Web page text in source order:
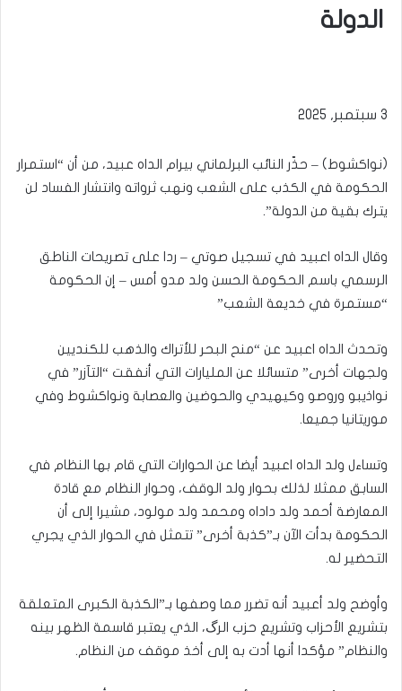
الدولة
3 سبتمبر, 2025
(نواكشوط) – حذّر النائب البرلماني بيرام الداه عبيد، من أن “استمرار
الحكومة في الكذب على الشعب ونهب ثرواته وانتشار الفساد لن
يترك بقية من الدولة”.
وقال الداه اعبيد في تسجيل صوتي – ردا على تصريحات الناطق
الرسمي باسم الحكومة الحسن ولد مدو أمس – إن الحكومة
“مستمرة في خديعة الشعب”
وتحدث الداه اعبيد عن “منح البحر للأتراك والذهب للكنديين
ولجهات أخرى” متسائلا عن المليارات التي أنفقت “التآزر” في
نواذيبو وروصو وكيهيدي والحوضين والعصابة ونواكشوط وفي
موريتانيا جميعا.
وتساءل ولد الداه اعبيد أيضا عن الحوارات التي قام بها النظام في
السابق ممثلا لذلك بحوار ولد الوقف، وحوار النظام مع قادة
المعارضة أحمد ولد داداه ومحمد ولد مولود، مشيرا إلى أن
الحكومة بدأت الآن بـ”كذبة أخرى” تتمثل في الحوار الذي يجري
التحضير له.
وأوضح ولد أعبيد أنه تضرر مما وصفها بـ”الكذبة الكبرى المتعلقة
بتشريع الأحزاب وتشريع حزب الرگ، الذي يعتبر قاسمة الظهر بينه
والنظام” مؤكدا أنها أدت به إلى أخذ موقف من النظام.